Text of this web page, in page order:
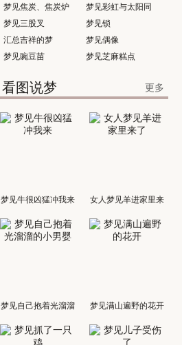
梦见焦炭、焦炭炉
梦见彩虹与太阳同
时出现
梦见三股叉
梦见锁
汇总吉祥的梦
梦见偶像
梦见豌豆苗
梦见芝麻糕点
看图说梦 更多
梦见牛很凶猛冲我来 女人梦见羊进家里来
了
梦见自己抱着光溜溜
的小男婴
梦见满山遍野的花开